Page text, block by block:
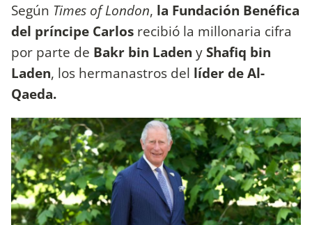
Según Times of London, la Fundación Benéfica
del príncipe Carlos recibió la millonaria cifra
por parte de Bakr bin Laden yShafiq bin
Laden, los hermanastros del líder de Al-
Qaeda.